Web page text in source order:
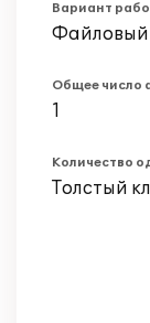
Вариант
Файловый
Общее число
1
Количество
Толстый